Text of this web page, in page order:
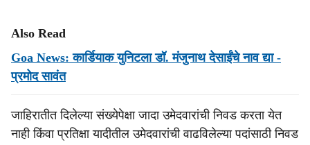
Also Read
Goa News: कार्डियाक युनिटला डॉ. मंजुनाथ देसाईंचे नाव द्या -
प्रमोद सावंत
जाहिरातीत दिलेल्या संख्येपेक्षा जादा उमेदवारांची निवड करता येत
नाही किंवा प्रतिक्षा यादीतील उमेदवारांची वाढविलेल्या पदांसाठी निवड